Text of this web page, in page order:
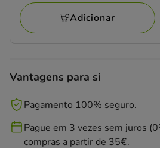
46.89€
Adicionar
Vantagens para si
Pagamento 100% seguro.
Pague em 3 vezes sem juros
compras a partir de 35€.